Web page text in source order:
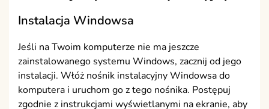
Instalacja Windowsa
Jeśli na Twoim komputerze nie ma jeszcze
zainstalowanego systemu Windows, zacznij od jego
instalacji. Włóż nośnik instalacyjny Windowsa do
komputera i uruchom go z tego nośnika. Postępuj
zgodnie z instrukcjami wyświetlanymi na ekranie, aby